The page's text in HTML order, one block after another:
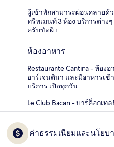
ผู้เข้าพักสามารถผ่อนคลายด้
ทรีทเมนท์ 3 ห้อง บริการต่าง
ครับขัดผิว
ห้องอาหาร
Restaurante Cantina - ห้อ
อาร์เจนตินา และมีอาหารเช้
บริการ เปิดทุกวัน
Le Club Bacan - บาร์ค็อกเ
ค่าธรรมเนียมและนโยบ